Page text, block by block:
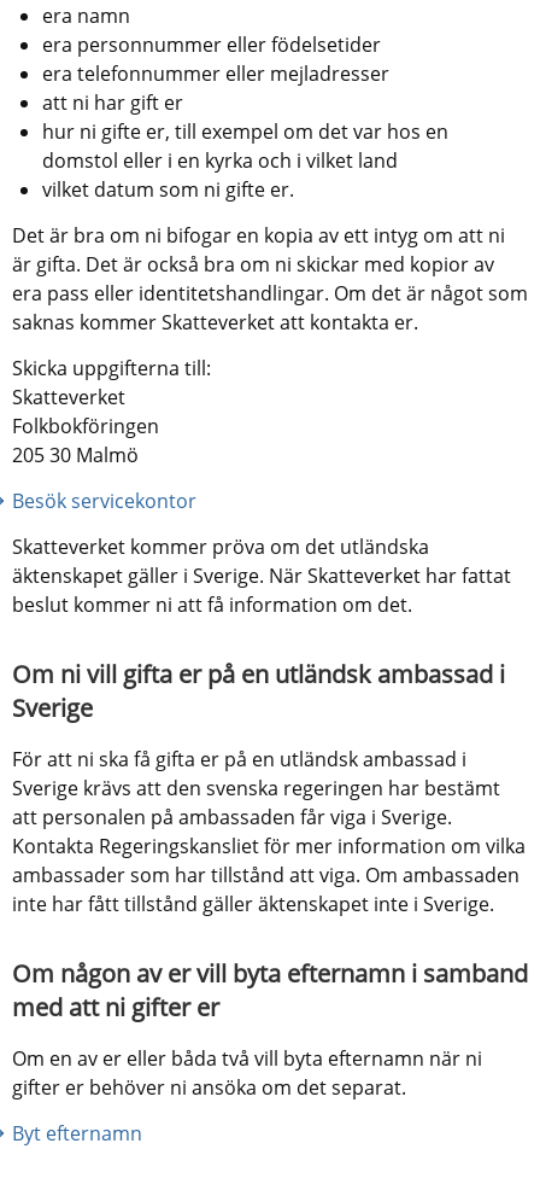
era namn
era personnummer eller födelsetider
era telefonnummer eller mejladresser
att ni har gift er
hur ni gifte er, till exempel om det var hos en
domstol eller i en kyrka och i vilket land
vilket datum som ni gifte er.
Det är bra om ni bifogar en kopia av ett intyg om att ni
är gifta. Det är också bra om ni skickar med kopior av
era pass eller identitetshandlingar. Om det är något som
saknas kommer Skatteverket att kontakta er.
Skicka uppgifterna till:
Skatteverket
Folkbokföringen
205 30 Malmö
Besök servicekontor
Skatteverket kommer pröva om det utländska
äktenskapet gäller i Sverige. När Skatteverket har fattat
beslut kommer ni att få information om det.
Om ni vill gifta er på en utländsk ambassad i
Sverige
För att ni ska få gifta er på en utländsk ambassad i
Sverige krävs att den svenska regeringen har bestämt
att personalen på ambassaden får viga i Sverige.
Kontakta Regeringskansliet för mer information om vilka
ambassader som har tillstånd att viga. Om ambassaden
inte har fått tillstånd gäller äktenskapet inte i Sverige.
Om någon av er vill byta efternamn i samband
med att ni gifter er
Om en av er eller båda två vill byta efternamn när ni
gifter er behöver ni ansöka om det separat.
Byt efternamn